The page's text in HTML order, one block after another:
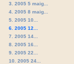
3. 2005 5 maig...
4. 2005 8 maig...
5. 2005 10...
6. 2005 12...
7. 2005 14...
8. 2005 16...
9. 2005 22...
10. 2005 24...